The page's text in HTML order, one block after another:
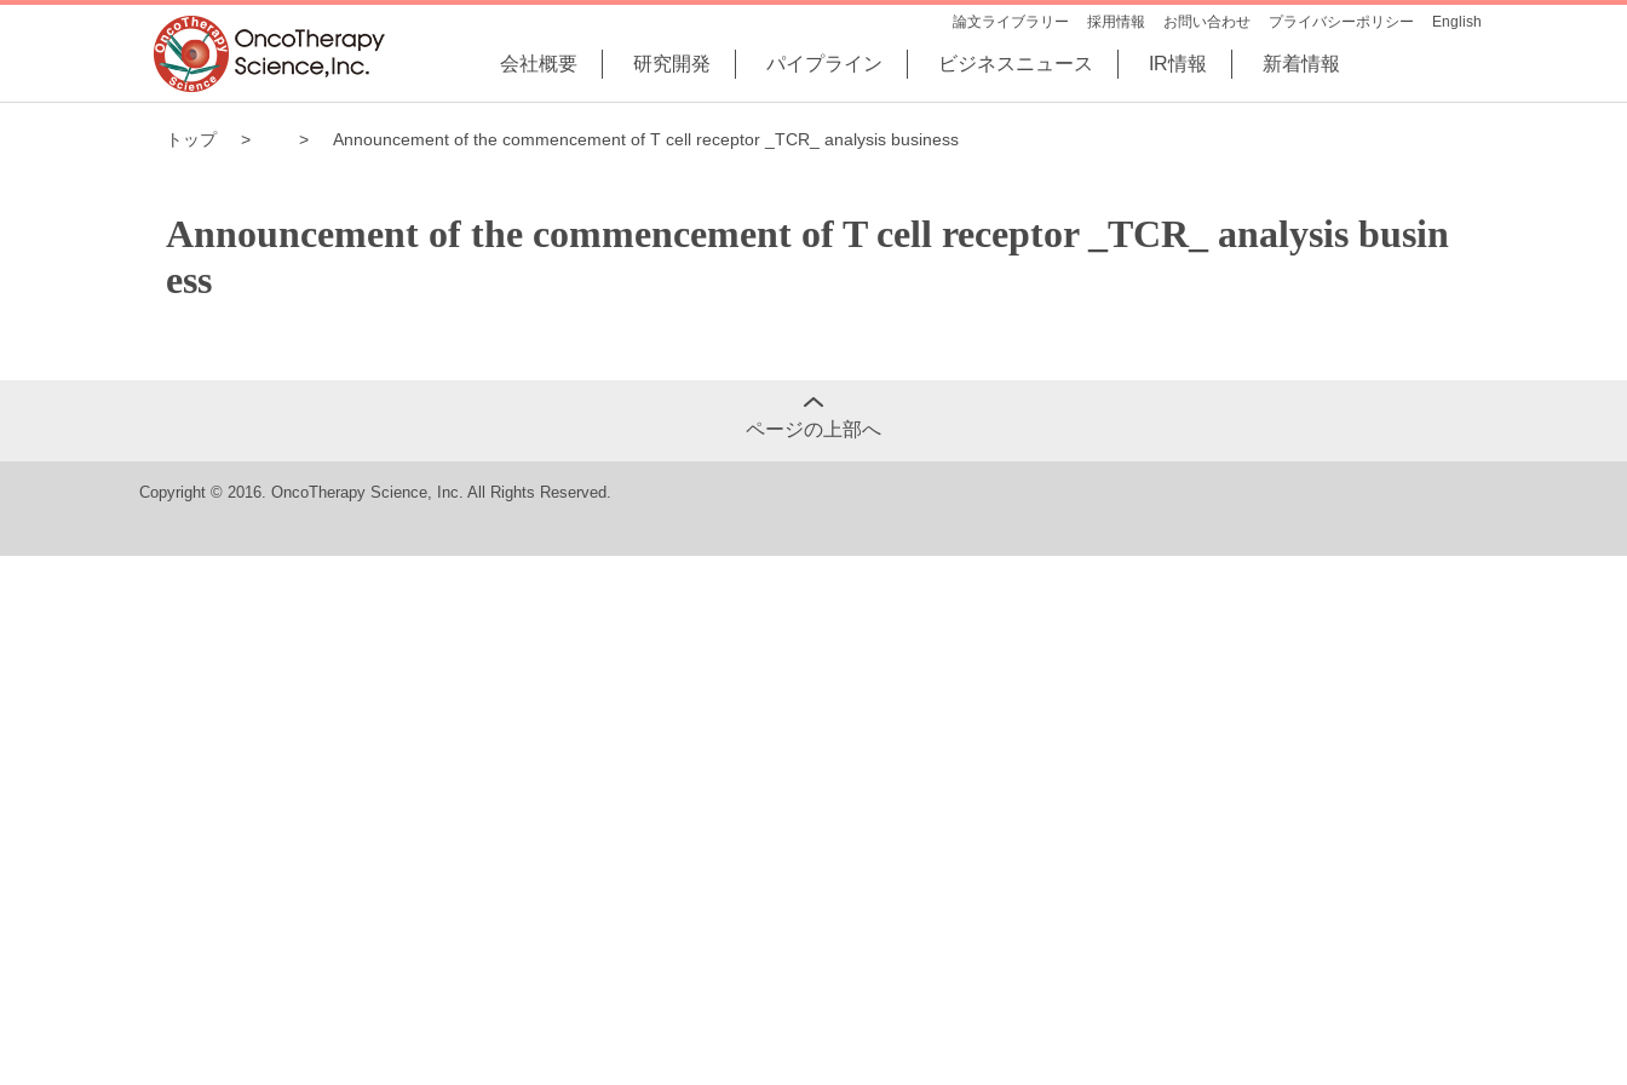
論文ライブラリー 採用情報 お問い合わせ プライバシーポリシー English
会社概要 研究開発 パイプライン ビジネスニュース IR情報 新着情報
トップ Announcement of the commencement of T cell receptor _TCR_ analysis business
Announcement of the commencement of T cell receptor _TCR_ analysis busin
ess
ページの上部へ
Copyright © 2016. OncoTherapy Science, Inc. All Rights Reserved.